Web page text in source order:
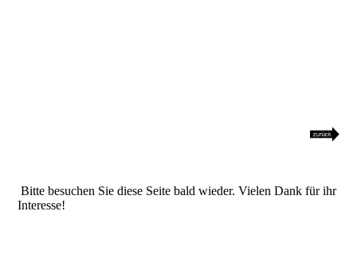
Bitte besuchen Sie diese Seite bald wieder. Vielen Dank für ihr
Interesse!